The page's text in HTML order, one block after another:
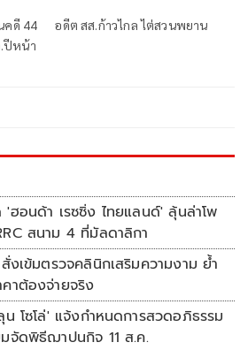
คดี 44 อดีต สส.ก้าวไกล ไต่สวนพยาน
ปีหน้า
อนด้า เรซซิ่ง ไทยแลนด์' ลุ้นล่าโพ
สนาม 4 ที่มัลดาลิกา
สั่งเข้มตรวจคลินิกเสริมความงาม ย้ำ
าต้องจ่ายจริง
โซโล่' แจ้งกำหนดการสวดอภิธรรม
จัดพิธีฌาปนกิจ 11 ส.ค.